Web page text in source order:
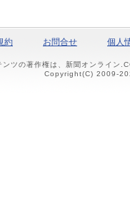
約 お問合せ 個人
ツの著作権は、新聞オンライン
Copyright(C) 2009-